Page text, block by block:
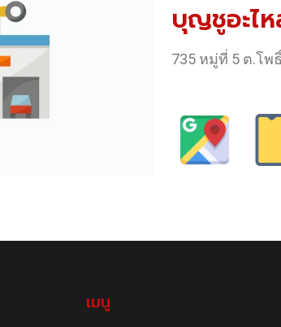
บุญชูอะไ
735 หมู่ที่ 5 ต.โพ
เมนู